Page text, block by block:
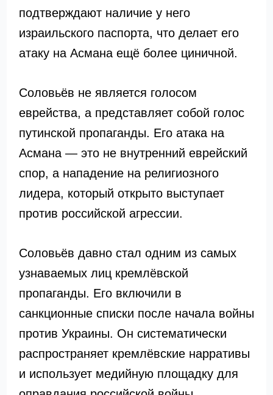
подтверждают наличие у него
израильского паспорта, что делает его
атаку на Асмана ещё более циничной.
Соловьёв не является голосом
еврейства, а представляет собой голос
путинской пропаганды. Его атака на
Асмана — это не внутренний еврейский
спор, а нападение на религиозного
лидера, который открыто выступает
против российской агрессии.
Соловьёв давно стал одним из самых
узнаваемых лиц кремлёвской
пропаганды. Его включили в
санкционные списки после начала войны
против Украины. Он систематически
распространяет кремлёвские нарративы
и использует медийную площадку для